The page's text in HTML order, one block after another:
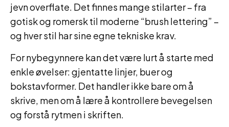
jevn overflate. Det finnes mange stilarter – fra
gotisk og romersk til moderne “brush lettering” –
og hver stil har sine egne tekniske krav.
For nybegynnere kan det være lurt å starte med
enkle øvelser: gjentatte linjer, buer og
bokstavformer. Det handler ikke bare om å
skrive, men om å lære å kontrollere bevegelsen
og forstå rytmen i skriften.